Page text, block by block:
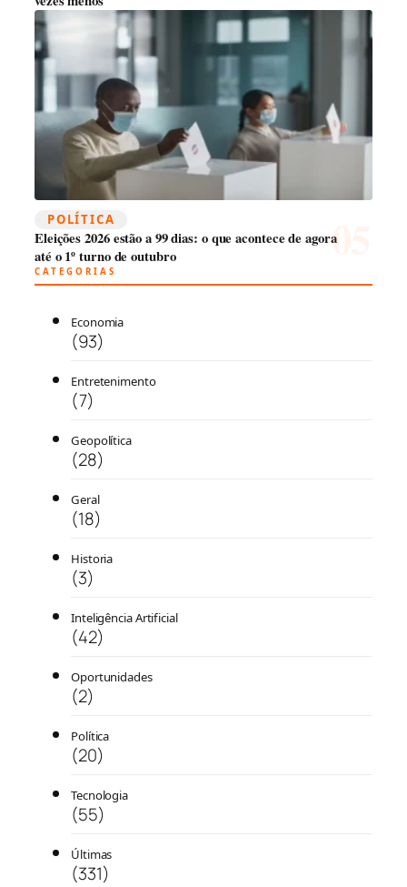
POLÍTICA
Eleições 2026 estão a 99 dias: o que acontece de agora
até o 1º turno de outubro
CATEGORIAS
Economia
(93)
Entretenimento
(7)
Geopolítica
(28)
Geral
(18)
Historia
(3)
Inteligência Artificial
(42)
Oportunidades
(2)
Política
(20)
Tecnologia
(55)
Últimas
(331)